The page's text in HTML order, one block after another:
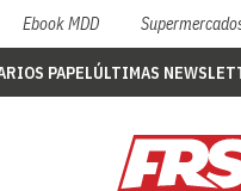
Ebook MDD
PAPELÚLTIMAS